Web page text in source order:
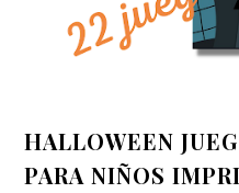
HALLOWEEN
PARA NIÑOS